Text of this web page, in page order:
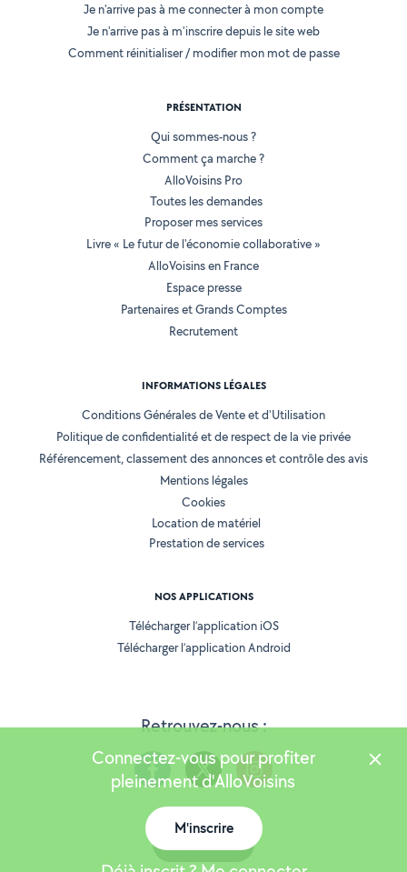
Retrouvez-nous :
Je n'arrive pas à me connecter à mon compte
Je n'arrive pas à m'inscrire depuis le site web
Comment réinitialiser / modifier mon mot de passe
PRÉSENTATION
Qui sommes-nous ?
Comment ça marche ?
AlloVoisins Pro
Toutes les demandes
Proposer mes services
Livre « Le futur de l'économie collaborative »
AlloVoisins en France
Espace presse
Partenaires et Grands Comptes
Recrutement
INFORMATIONS LÉGALES
Conditions Générales de Vente et d'Utilisation
Politique de confidentialité et de respect de la vie privée
Référencement, classement des annonces et contrôle des avis
Mentions légales
Cookies
Location de matériel
Prestation de services
NOS APPLICATIONS
Télécharger l’application iOS
Télécharger l’application Android
Version 25.5.3
Connectez-vous pour profiter
pleinement d'AlloVoisins
M'inscrire